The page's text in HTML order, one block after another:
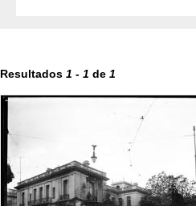
Resultados 1 - 1 de 1